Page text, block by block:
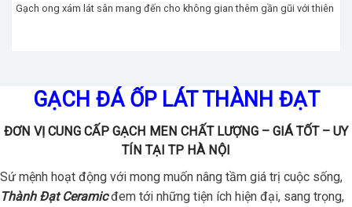
Gạch ong xám lát sân mang đến cho không gian thêm gần gũi với thiên
GẠCH ĐÁ ỐP LÁT THÀNH ĐẠT
ĐƠN VỊ CUNG CẤP GẠCH MEN CHẤT LƯỢNG – GIÁ TỐT – UY
TÍN TẠI TP HÀ NỘI
Sứ mệnh hoạt động với mong muốn nâng tầm giá trị cuộc sống,
Thành Đạt Ceramicđem tới những tiện ích hiện đại, sang trọng,